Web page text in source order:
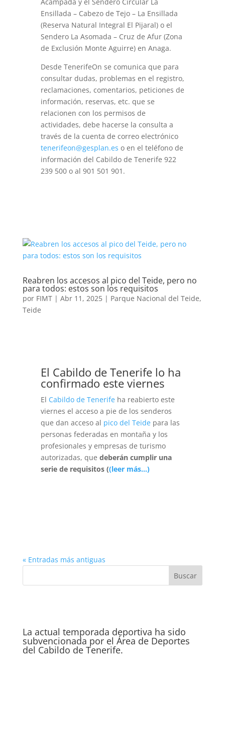
Acampada y el Sendero Circular La
Ensillada – Cabezo de Tejo – La Ensillada
(Reserva Natural Integral El Pijaral) o el
Sendero La Asomada – Cruz de Afur (Zona
de Exclusión Monte Aguirre) en Anaga.
Desde TenerifeOn se comunica que para
consultar dudas, problemas en el registro,
reclamaciones, comentarios, peticiones de
información, reservas, etc. que se
relacionen con los permisos de
actividades, debe hacerse la consulta a
través de la cuenta de correo electrónico
tenerifeon@gesplan.es o en el teléfono de
información del Cabildo de Tenerife 922
239 500 o al 901 501 901.
Reabren los accesos al pico del Teide, pero no
para todos: estos son los requisitos
por FIMT| Abr 11, 2025| Parque Nacional del Teide,
Teide
El Cabildo de Tenerife lo ha
confirmado este viernes
El Cabildo de Tenerifeha reabierto este
viernes el acceso a pie de los senderos
que dan acceso al pico del Teidepara las
personas federadas en montaña y los
profesionales y empresas de turismo
autorizadas, que deberán cumplir una
serie de requisitos ((leer más…)
« Entradas más antiguas
La actual temporada deportiva ha sido
subvencionada por el Área de Deportes
del Cabildo de Tenerife.